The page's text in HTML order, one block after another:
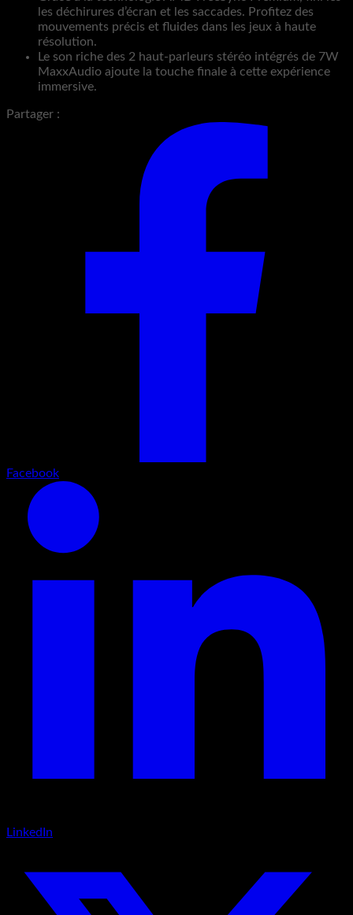
les déchirures d’écran et les saccades. Profitez des
mouvements précis et fluides dans les jeux à haute
résolution.
Le son riche des 2 haut-parleurs stéréo intégrés de 7W
MaxxAudio ajoute la touche finale à cette expérience
immersive.
Partager :
Facebook
LinkedIn